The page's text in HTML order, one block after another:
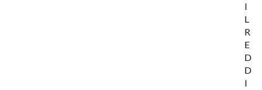
I
L
R
E
D
D
I